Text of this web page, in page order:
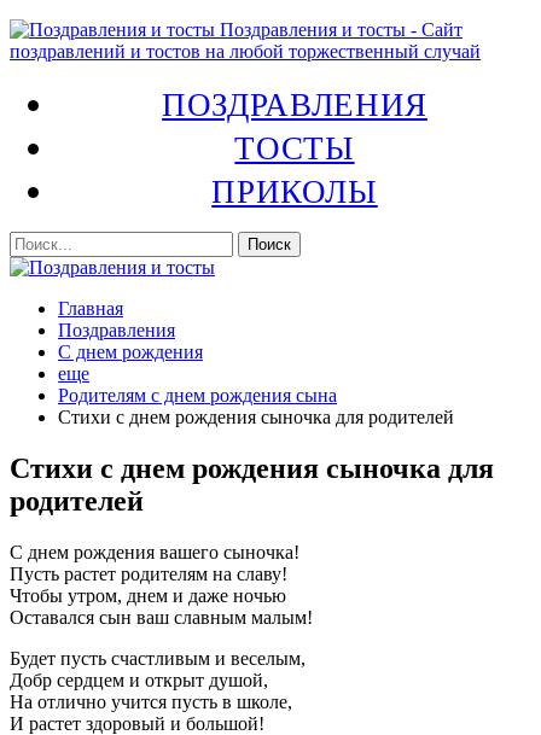
Поздравления и тосты - Сайт
поздравлений и тостов на любой торжественный случай
ПОЗДРАВЛЕНИЯ
ТОСТЫ
ПРИКОЛЫ
Главная
Поздравления
С днем рождения
еще
Родителям с днем рождения сына
Стихи с днем рождения сыночка для родителей
Стихи с днем рождения сыночка для
родителей
С днем рождения вашего сыночка!
Пусть растет родителям на славу!
Чтобы утром, днем и даже ночью
Оставался сын ваш славным малым!
Будет пусть счастливым и веселым,
Добр сердцем и открыт душой,
На отлично учится пусть в школе,
И растет здоровый и большой!